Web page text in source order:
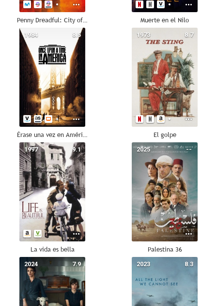
Penny Dreadful: City of Angels Muerte en el Nilo
8.5
1984
Érase una vez en América
8.7
1973
El golpe
9.1
1997
La vida es bella
--
2025
Palestina 36
7.9
2024 8.3
2023